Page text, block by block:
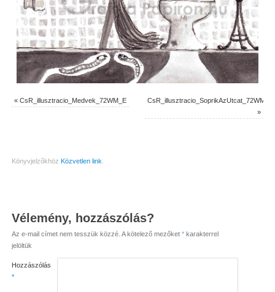
« CsR_illusztracio_Medvek_72WM_E
CsR_illusztracio_SoprikAzUtcat_72WM_E
»
Könyvjelzőkhöz Közvetlen link.
Vélemény, hozzászólás?
Az e-mail címet nem tesszük közzé. A kötelező mezőket *karakterrel
jelöltük
Hozzászólás
*